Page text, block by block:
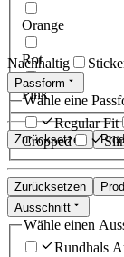
Orange
Rot
Pink
Zurücksetzen
Nachhaltig
Passform
Wähle eine
Regular Fit
Cropped
Zurücksetzen
Ausschnitt
Wähle einen
Rundhals